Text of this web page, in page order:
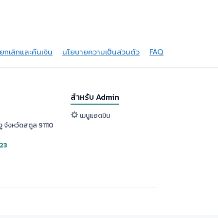
กเลิกและคืนเงิน นโยบายความเป็นส่วนตัว FAQ
จังหวัดสตูล 91110
สำหรับ Admin
เมนูแอดมิน